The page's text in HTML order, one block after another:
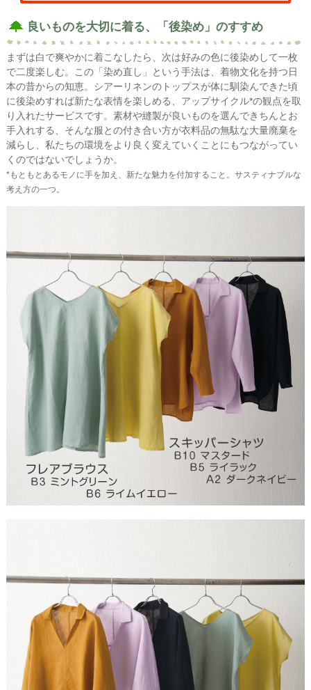
良いものを大切に着る、「後染め」のすすめ
まずは白で爽やかに着こなしたら、次は好みの色に後染めして一枚
で二度楽しむ。この「染め直し」という手法は、着物文化を持つ日
本の昔からの知恵。シアーリネンのトップスが体に馴染んできた頃
に後染めすれば新たな表情を楽しめる、アップサイクル*の観点を取
り入れたサービスです。素材や縫製が良いものを選んできちんとお
手入れする、そんな服との付き合い方が衣料品の無駄な大量廃棄を
減らし、私たちの環境をより良く変えていくことにもつながってい
くのではないでしょうか。
*もともとあるモノに手を加え、新たな魅力を付加すること。サスティナブルな
考え方の一つ。